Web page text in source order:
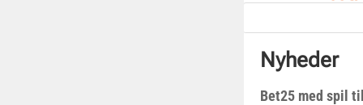
Nyheder
Bet25 med spil